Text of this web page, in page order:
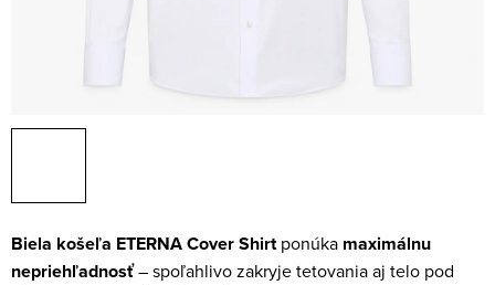
Biela košeľa ETERNA Cover Shirtponúka maximálnu
nepriehľadnosť– spoľahlivo zakryje tetovania aj telo pod